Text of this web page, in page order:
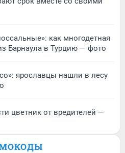
как многодетная
Барнаула в Турцию — фото
ярославцы нашли в лесу
цветник от вредителей —